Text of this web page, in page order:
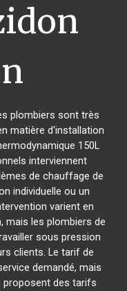
plombiers sont très
matière d'installation
150L
interviennent
de chauffage de
individuelle ou un
varient en
mais les plombiers de
sous pression
clients. Le tarif de
demandé, mais
proposent des tarifs